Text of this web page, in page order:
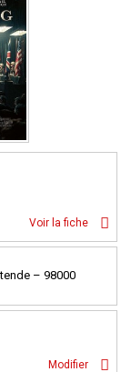
Voir la fiche
– 98000
Modifier